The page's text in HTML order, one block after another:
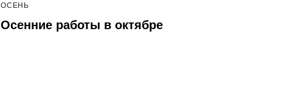
ОСЕНЬ
Осенние работы в октябре